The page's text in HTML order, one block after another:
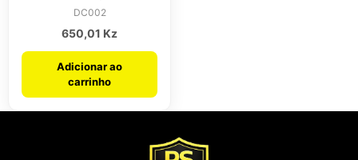
DC002
650,01 Kz
Adicionar ao
carrinho